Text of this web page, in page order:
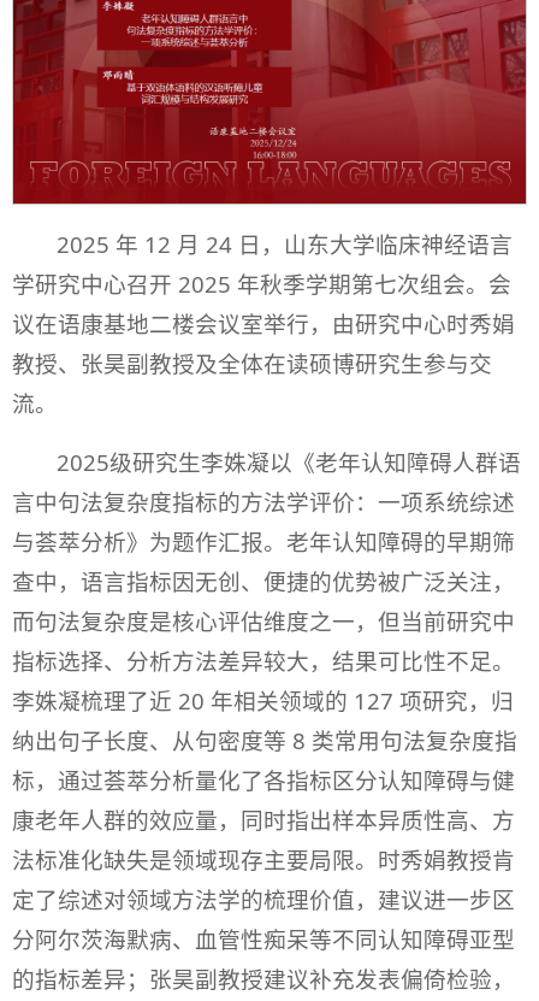
2025 年 12 月 24 日，山东大学临床神经语言
学研究中心召开 2025 年秋季学期第七次组会。会
议在语康基地二楼会议室举行，由研究中心时秀娟
教授、张昊副教授及全体在读硕博研究生参与交
流。
2025级研究生李姝凝以《老年认知障碍人群语
言中句法复杂度指标的方法学评价：一项系统综述
与荟萃分析》为题作汇报。老年认知障碍的早期筛
查中，语言指标因无创、便捷的优势被广泛关注，
而句法复杂度是核心评估维度之一，但当前研究中
指标选择、分析方法差异较大，结果可比性不足。
李姝凝梳理了近 20 年相关领域的 127 项研究，归
纳出句子长度、从句密度等 8 类常用句法复杂度指
标，通过荟萃分析量化了各指标区分认知障碍与健
康老年人群的效应量，同时指出样本异质性高、方
法标准化缺失是领域现存主要局限。时秀娟教授肯
定了综述对领域方法学的梳理价值，建议进一步区
分阿尔茨海默病、血管性痴呆等不同认知障碍亚型
的指标差异；张昊副教授建议补充发表偏倚检验，